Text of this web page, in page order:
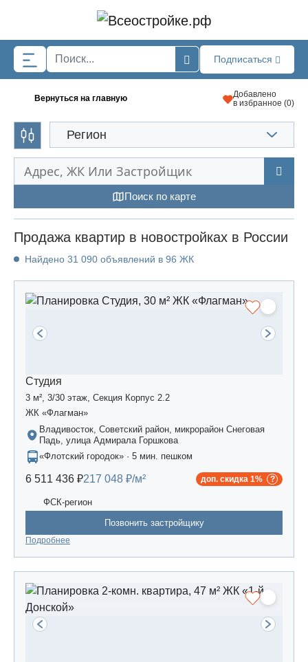
Подписаться
Вернуться на главную
Добавлено
в избранное (0)
Регион
Поиск по карте
Продажа квартир в новостройках в России
Найдено 31 090 объявлений в 96 ЖК
Студия
3 м², 3/30 этаж, Секция Корпус 2.2
ЖК «Флагман»
Владивосток, Советский район, микрорайон Снеговая
Падь, улица Адмирала Горшкова
«Флотский городок» · 5 мин. пешком
6 511 436 ₽217 048 ₽/м² доп. скидка 1%
ФСК-регион
Позвонить застройщику
Подробнее